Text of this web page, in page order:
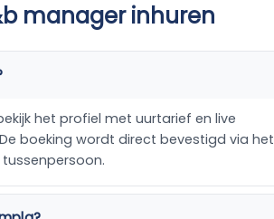
manager inhuren
het profiel met uurtarief en live
boeking wordt direct bevestigd via het